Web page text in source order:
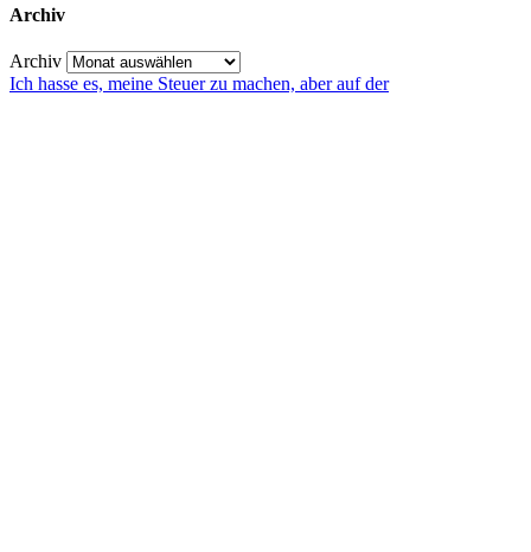
Archiv
Archiv
Ich hasse es, meine Steuer zu machen, aber auf der